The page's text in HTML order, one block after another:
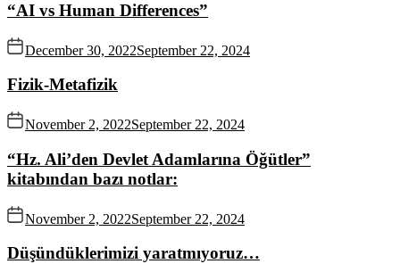
“AI vs Human Differences”
December 30, 2022September 22, 2024
Fizik-Metafizik
November 2, 2022September 22, 2024
“Hz. Ali’den Devlet Adamlarına Öğütler”
kitabından bazı notlar:
November 2, 2022September 22, 2024
Düşündüklerimizi yaratmıyoruz…